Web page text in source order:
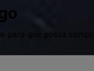
para que possa